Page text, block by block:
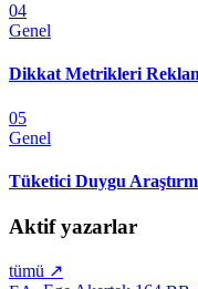
04
Genel
Dikkat Metrikleri
05
Genel
Tüketici Duygu
Aktif yazarlar
tümü ↗